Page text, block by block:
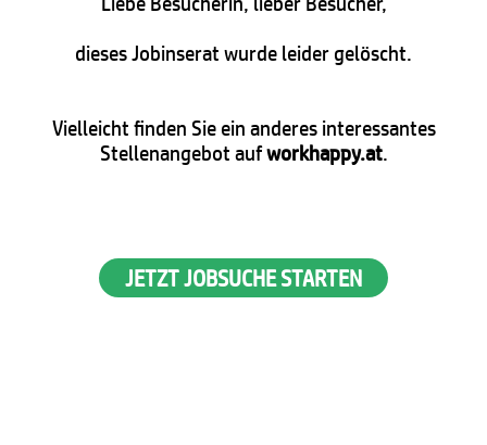
dieses Jobinserat wurde leider gelöscht.
Vielleicht finden Sie ein anderes interessantes
Stellenangebot aufworkhappy.at.
JETZT JOBSUCHE STARTEN